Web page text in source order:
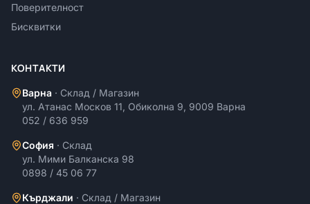
Поверителност
Бисквитки
КОНТАКТИ
Варна · Склад / Магазин
ул. Атанас Москов 11, Обиколна 9, 9009 Варна
052 / 636 959
София · Склад
ул. Мими Балканска 98
0898 / 45 06 77
Кърджали · Склад / Магазин